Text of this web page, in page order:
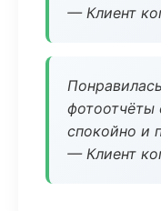
— Клиент
фотоотчёты
спокойно и
— Клиент